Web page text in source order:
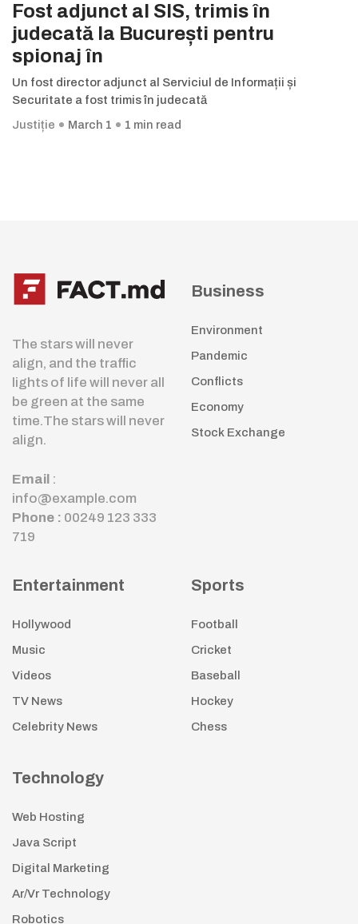
Fost adjunct al SIS, trimis în
judecată la București pentru
spionaj în
Un fost director adjunct al Serviciul de Informații și
Securitate a fost trimis în judecată
Justiție
March 1 1 min read
The stars will never
align, and the traffic
lights of life will never all
be green at the same
time.The stars will never
align.
Email :
info@example.com
Phone : 00249 123 333
719
Business
Environment
Pandemic
Conflicts
Economy
Stock Exchange
Entertainment
Hollywood
Music
Videos
TV News
Celebrity News
Sports
Football
Cricket
Baseball
Hockey
Chess
Technology
Web Hosting
Java Script
Digital Marketing
Ar/Vr Technology
Robotics